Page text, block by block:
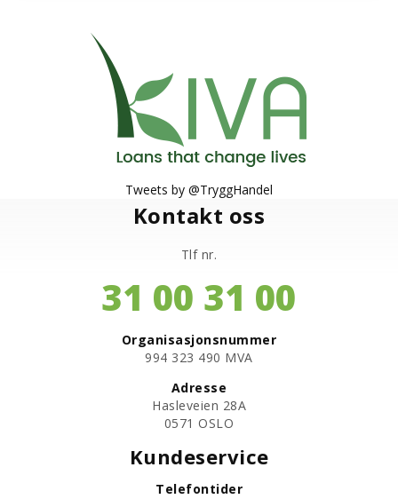
Tweets by @TryggHandel
Kontakt oss
Tlf nr.
31 00 31 00
Organisasjonsnummer
​994 323 490 MVA
Adresse
Hasleveien 28A
0571 OSLO
Kundeservice
Telefontider